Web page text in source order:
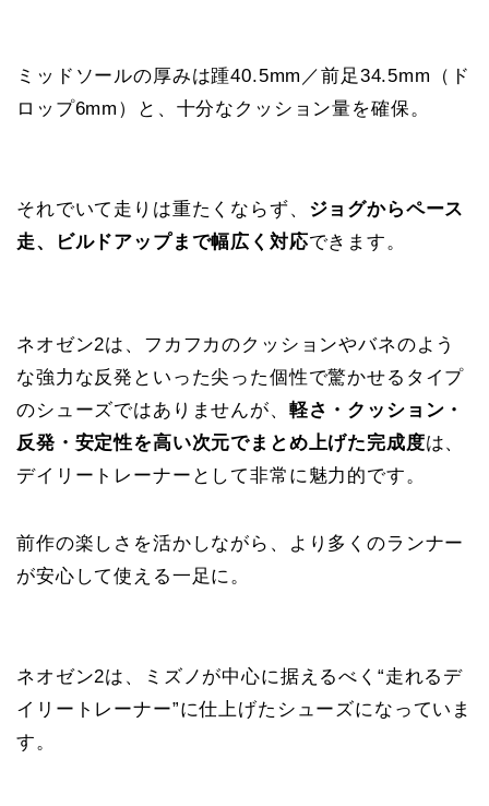
ミッドソールの厚みは踵40.5mm／前足34.5mm（ド
ロップ6mm）と、十分なクッション量を確保。
それでいて走りは重たくならず、 ジョグからペース
走、ビルドアップまで幅広く対応できます。
ネオゼン2は、フカフカのクッションやバネのよう
な強力な反発といった尖った個性で驚かせるタイプ
のシューズではありませんが、 軽さ・クッション・
反発・安定性を高い次元でまとめ上げた完成度は、
デイリートレーナーとして非常に魅力的です。
前作の楽しさを活かしながら、より多くのランナー
が安心して使える一足に。
ネオゼン2は、ミズノが中心に据えるべく“走れるデ
イリートレーナー”に仕上げたシューズになっていま
す。